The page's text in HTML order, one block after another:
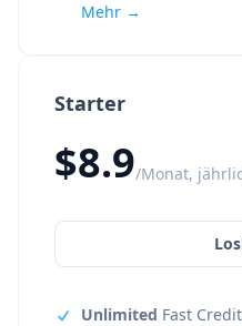
Starter
$8.9/Monat,
Unlimited Fast
Mehr →